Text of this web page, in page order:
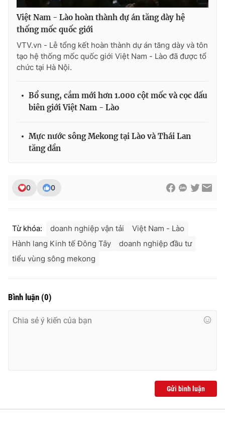
Tổng đài VTV:
024.38 355 931 - 024.38 355 932
Ðiện thoại Thời báo VTV:024.66 897 897
Email: toasoan@vtv.vn
Liên hệ quảng cáo:024-7300.7108
Việt Nam - Lào hoàn thành dự án tăng dày hệ
thống mốc quốc giới
VTV.vn - Lễ tổng kết hoàn thành dự án tăng dày và tôn
tạo hệ thống mốc quốc giới Việt Nam - Lào đã được tổ
chức tại Hà Nội.
Bổ sung, cắm mới hơn 1.000 cột mốc và cọc dấu
biên giới Việt Nam - Lào
Mực nước sông Mekong tại Lào và Thái Lan
tăng dần
0 0
Từ khóa: doanh nghiệp vận tải
Việt Nam - Lào
Hành lang Kinh tế Đông Tây
doanh nghiệp đầu tư
tiểu vùng sông mekong
Bình luận (0)
Gửi bình luận